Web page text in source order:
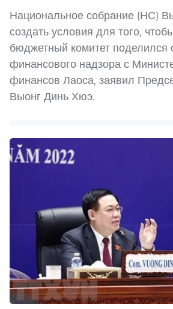
Национальное собрание (НС)
создать условия для того,
бюджетный комитет поделился
финансового надзора с
финансов Лаоса, заявил
Выонг Динь Хюэ.